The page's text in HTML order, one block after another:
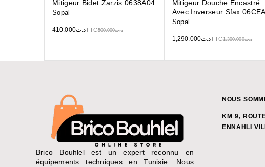
Mitigeur Bidet Zarzis 0638A04
Sopal
د.ت500.000 د.ت410.000 TTC
Mitigeur Douche Encastré
Avec Inverseur Sfax
Sopal
د.ت1,300.000 د.ت1,290.000 TTC
Brico Bouhlel est un expert reconnu en
équipements techniques en Tunisie. Nous
NOUS
KM 9,
ENNAHLI